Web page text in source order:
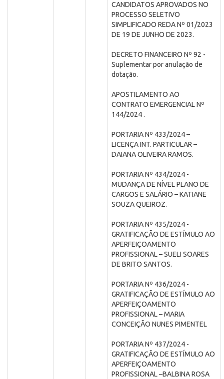
CANDIDATOS APROVADOS NO
PROCESSO SELETIVO
SIMPLIFICADO REDA Nº 01/2023
DE 19 DE JUNHO DE 2023.
DECRETO FINANCEIRO Nº 92 -
Suplementar por anulação de
dotação.
APOSTILAMENTO AO
CONTRATO EMERGENCIAL Nº
144/2024 .
PORTARIA Nº 433/2024 –
LICENÇA INT. PARTICULAR –
DAIANA OLIVEIRA RAMOS.
PORTARIA Nº 434/2024 -
MUDANÇA DE NÍVEL PLANO DE
CARGOS E SALÁRIO – KATIANE
SOUZA QUEIROZ.
PORTARIA Nº 435/2024 -
GRATIFICAÇÃO DE ESTÍMULO AO
APERFEIÇOAMENTO
PROFISSIONAL – SUELI SOARES
DE BRITO SANTOS.
PORTARIA Nº 436/2024 -
GRATIFICAÇÃO DE ESTÍMULO AO
APERFEIÇOAMENTO
PROFISSIONAL – MARIA
CONCEIÇÃO NUNES PIMENTEL
PORTARIA Nº 437/2024 -
GRATIFICAÇÃO DE ESTÍMULO AO
APERFEIÇOAMENTO
PROFISSIONAL –BALBINA ROSA